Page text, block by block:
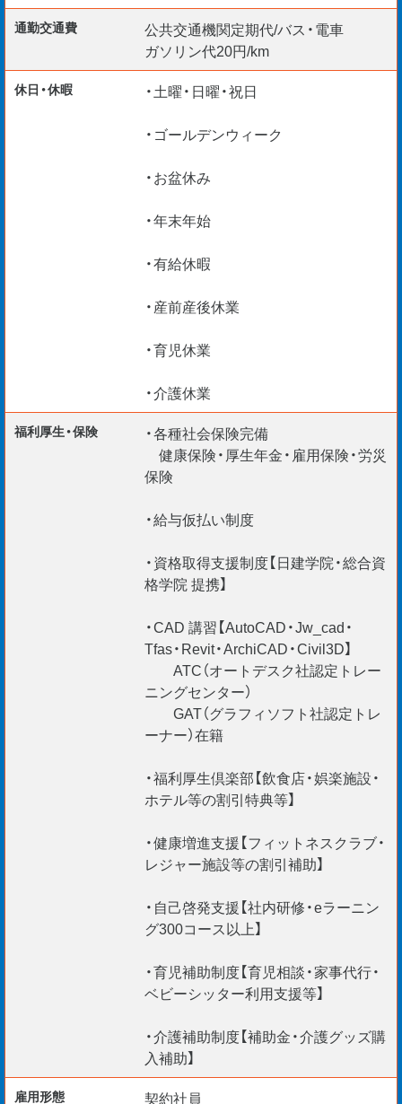
＊リモート面談 随時実施中
＊60代ベテランエンジニア多数
＊給与仮払い制度あり
通勤交通費
公共交通機関定期代/バス・電車
ガソリン代20円/km
休日・休暇
・土曜・日曜・祝日
・ゴールデンウィーク
・お盆休み
・年末年始
・有給休暇
・産前産後休業
・育児休業
・介護休業
福利厚生・保険
・各種社会保険完備
健康保険・厚生年金・雇用保険・労災
保険
・給与仮払い制度
・資格取得支援制度【日建学院・総合資
格学院 提携】
・CAD 講習【AutoCAD・Jw_cad・
Tfas・Revit・ArchiCAD・Civil3D】
ATC（オートデスク社認定トレー
ニングセンター）
GAT（グラフィソフト社認定トレ
ーナー）在籍
・福利厚生倶楽部【飲食店・娯楽施設・
ホテル等の割引特典等】
・健康増進支援【フィットネスクラブ・
レジャー施設等の割引補助】
・自己啓発支援【社内研修・eラーニン
グ300コース以上】
・育児補助制度【育児相談・家事代行・
ベビーシッター利用支援等】
・介護補助制度【補助金・介護グッズ購
入補助】
雇用形態 契約社員